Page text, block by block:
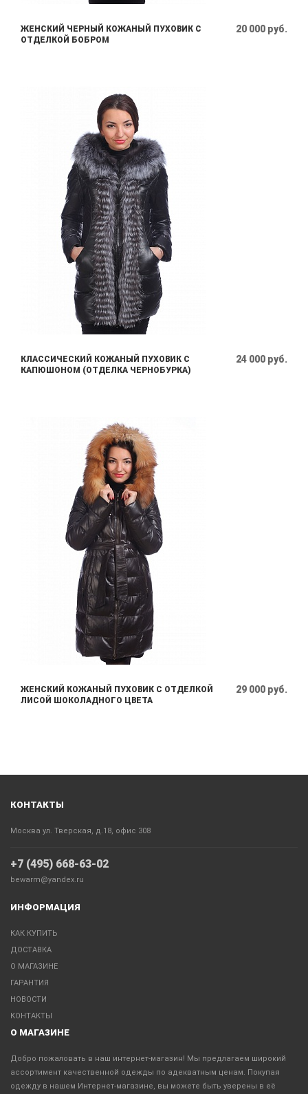
ЖЕНСКИЙ ЧЕРНЫЙ КОЖАНЫЙ ПУХОВИК С
ОТДЕЛКОЙ БОБРОМ
20 000 руб.
КЛАССИЧЕСКИЙ КОЖАНЫЙ ПУХОВИК С
КАПЮШОНОМ (ОТДЕЛКА ЧЕРНОБУРКА)
24 000 руб.
ЖЕНСКИЙ КОЖАНЫЙ ПУХОВИК С ОТДЕЛКОЙ
ЛИСОЙ ШОКОЛАДНОГО ЦВЕТА
29 000 руб.
КОНТАКТЫ
Москва ул. Тверская, д.18, офис 308
+7 (495) 668-63-02
bewarm@yandex.ru
ИНФОРМАЦИЯ
КАК КУПИТЬ
ДОСТАВКА
О МАГАЗИНЕ
ГАРАНТИЯ
НОВОСТИ
КОНТАКТЫ
О МАГАЗИНЕ
Добро пожаловать в наш интернет-магазин! Мы предлагаем широкий
ассортимент качественной одежды по адекватным ценам. Покупая
одежду в нашем Интернет-магазине, вы можете быть уверены в её